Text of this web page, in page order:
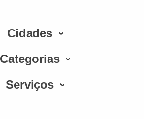
Cidades
Categorias
Serviços